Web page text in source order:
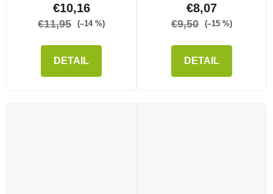
€10,16
€11,95 (–14 %)
DETAIL
€8,07
€9,50 (–15 %)
DETAIL